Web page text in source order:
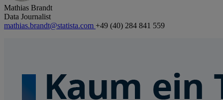
Mathias Brandt
Data Journalist
mathias.brandt@statista.com +49 (40) 284 841 559